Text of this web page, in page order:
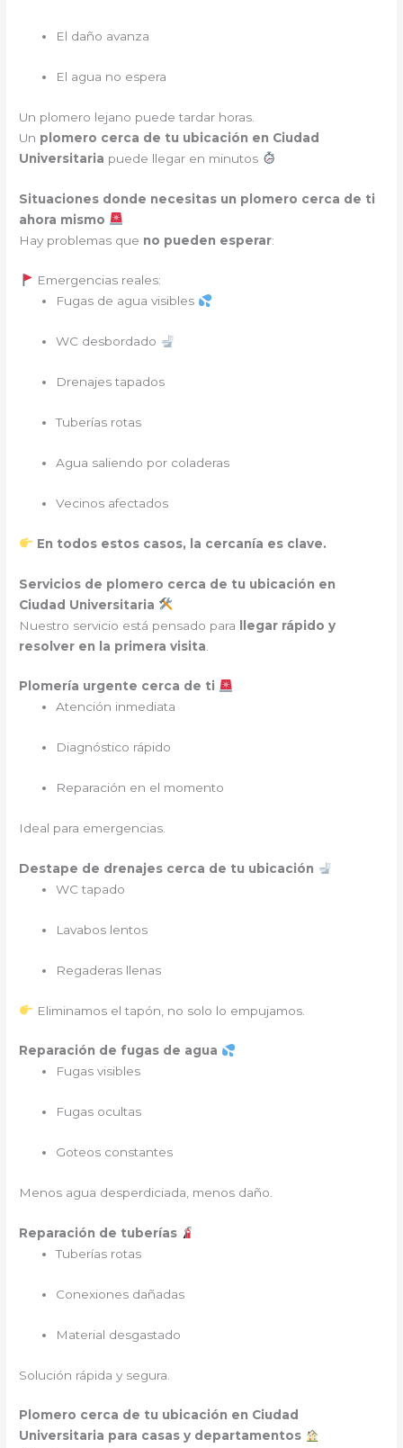
El daño avanza
El agua no espera
Un plomero lejano puede tardar horas.
Un plomero cerca de tu ubicación en Ciudad
Universitaria puede llegar en minutos
Situaciones donde necesitas un plomero cerca de ti
ahora mismo
Hay problemas que no pueden esperar:
Emergencias reales:
Fugas de agua visibles
WC desbordado
Drenajes tapados
Tuberías rotas
Agua saliendo por coladeras
Vecinos afectados
En todos estos casos, la cercanía es clave.
Servicios de plomero cerca de tu ubicación en
Ciudad Universitaria
Nuestro servicio está pensado para llegar rápido y
resolver en la primera visita
Plomería urgente cerca de ti
Atención inmediata
Diagnóstico rápido
Reparación en el momento
Ideal para emergencias.
Destape de drenajes cerca de tu ubicación
WC tapado
Lavabos lentos
Regaderas llenas
Eliminamos el tapón, no solo lo empujamos.
Reparación de fugas de agua
Fugas visibles
Fugas ocultas
Goteos constantes
Menos agua desperdiciada, menos daño.
Reparación de tuberías
Tuberías rotas
Conexiones dañadas
Material desgastado
Solución rápida y segura.
Plomero cerca de tu ubicación en Ciudad
Universitaria para casas y departamentos